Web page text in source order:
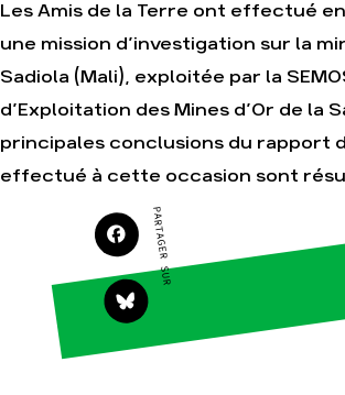
Faire un don
S'engager sur le
terrain
Soutenir les
campagnes
Transmettre tout
ou partie de son
patrimoine
gratuitement les
Les Amis de la Terre ont effectué
une mission d’investigation sur la
Sadiola (Mali), exploitée par la
d’Exploitation des Mines d’Or de la
principales conclusions du rapport
effectué à cette occasion sont
PARTAGER SUR